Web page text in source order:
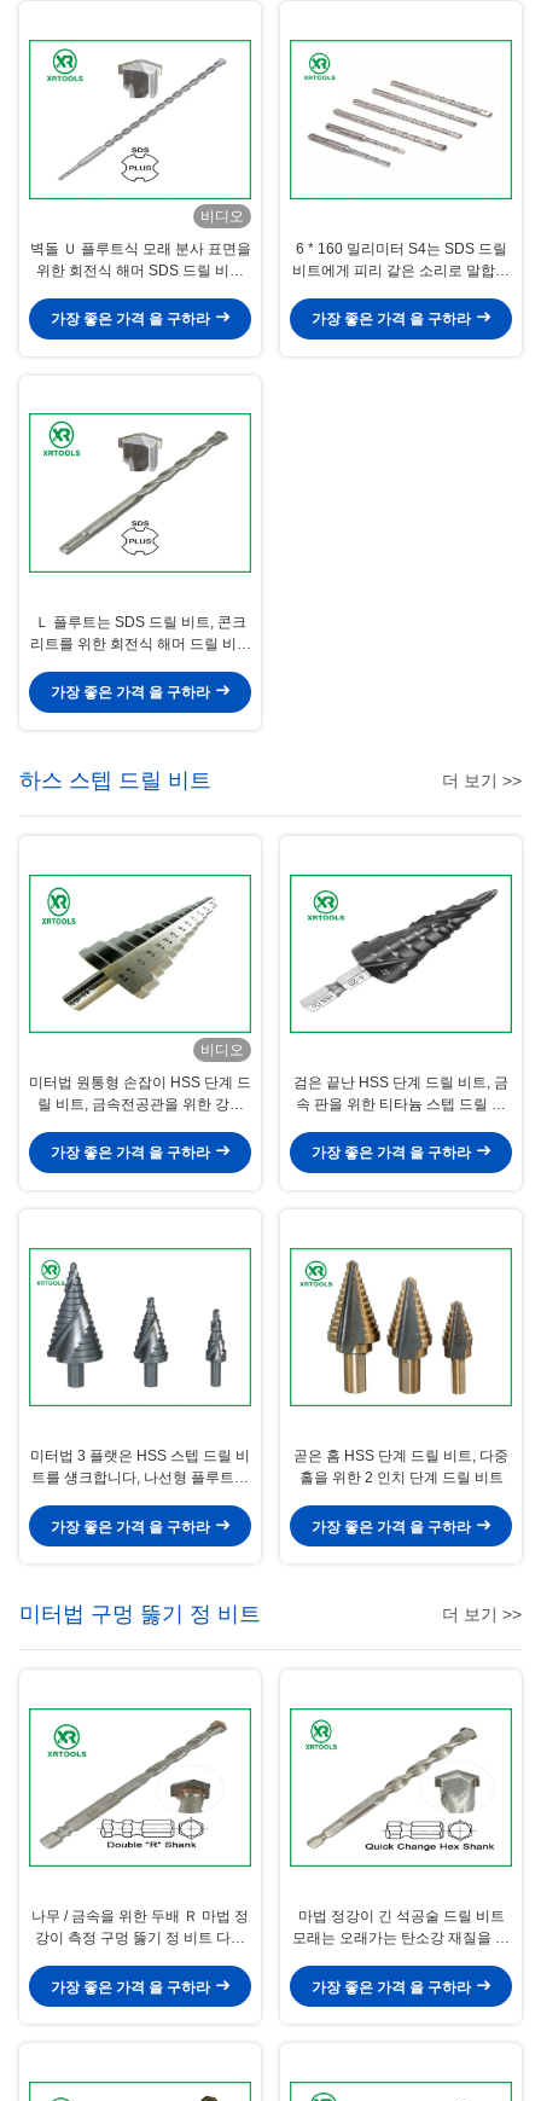
비디오
벽돌 Ｕ 플루트식 모래 분사 표면을
위한 회전식 해머 SDS 드릴 비트
가장 좋은 가격 을 구하라
6 * 160 밀리미터 S4는 SDS 드릴
비트에게 피리 같은 소리로 말합니
트를 더합니다
가장 좋은 가격 을 구하라
Ｌ 플루트는 SDS 드릴 비트, 콘크
리트를 위한 회전식 해머 드릴 비트
가장 좋은 가격 을 구하라
하스 스텝 드릴 비트 더 보기 >>
비디오
미터법 원통형 손잡이 HSS 단계 드
릴 비트, 금속전공관을 위한 강관
가장 좋은 가격 을 구하라
검은 끝난 HSS 단계 드릴 비트, 금
속 판을 위한 티타늄 스텝 드릴 비
가장 좋은 가격 을 구하라
미터법 3 플랫은 HSS 스텝 드릴 비
트를 섕크합니다, 나선형 플루트가
다
가장 좋은 가격 을 구하라
곧은 홈 HSS 단계 드릴 비트, 다중
홀을 위한 2 인치 단계 드릴 비트
가장 좋은 가격 을 구하라
미터법 구멍 뚫기 정 비트 더 보기 >>
나무 / 금속을 위한 두배 Ｒ 마법 정
강이 측정 구멍 뚫기 정 비트 다중
가장 좋은 가격 을 구하라
마법 정강이 긴 석공술 드릴 비트
모래는 오래가는 탄소강 재질을 강
가장 좋은 가격 을 구하라